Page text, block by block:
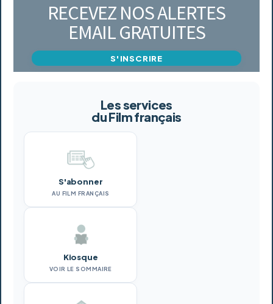
RECEVEZ NOS ALERTES
EMAIL GRATUITES
S'INSCRIRE
Les services
du Film français
S'abonner
AU FILM FRANÇAIS
Kiosque
VOIR LE SOMMAIRE